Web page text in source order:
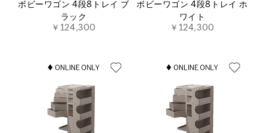
ボビーワゴン 4段8トレイ ブ
ラック
￥124,300
ボビーワゴン 4段8トレイ ホ
ワイト
￥124,300